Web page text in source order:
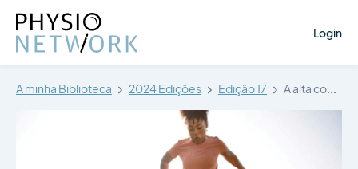
Login
A minha Biblioteca 2024 Edições Edição 17